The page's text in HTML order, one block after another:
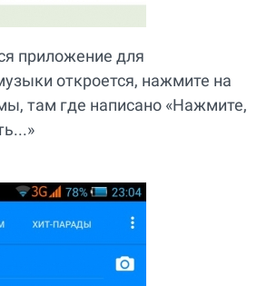
приложение для
откроется, нажмите на
там где написано «Нажмите,